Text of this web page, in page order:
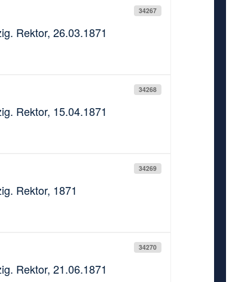
34267
Rektor, 26.03.1871
34268
Rektor, 15.04.1871
34269
Rektor, 1871
34270
Rektor, 21.06.1871